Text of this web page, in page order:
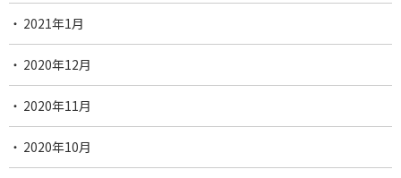
2021年1月
2020年12月
2020年11月
2020年10月